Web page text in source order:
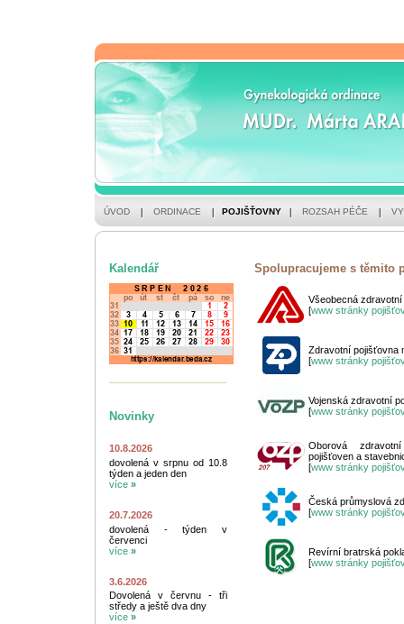
ÚVOD ORDINACE POJIŠŤOVNY ROZSAH PÉČE
Kalendář
Novinky
10.8.2026
dovolená v srpnu od 10.8
týden a jeden den
více »
20.7.2026
dovolená - týden v
červenci
více »
3.6.2026
Dovolená v červnu - tři
středy a ještě dva dny
více »
Spolupracujeme s těmito
Všeobecná
[www stránky
Zdravotní pojišťovna
[www stránky
Vojenská zdravotní
[www stránky
Oborová
pojišťoven a
[www stránky
Česká průmyslová
[www stránky
Revírní bratrská
[www stránky